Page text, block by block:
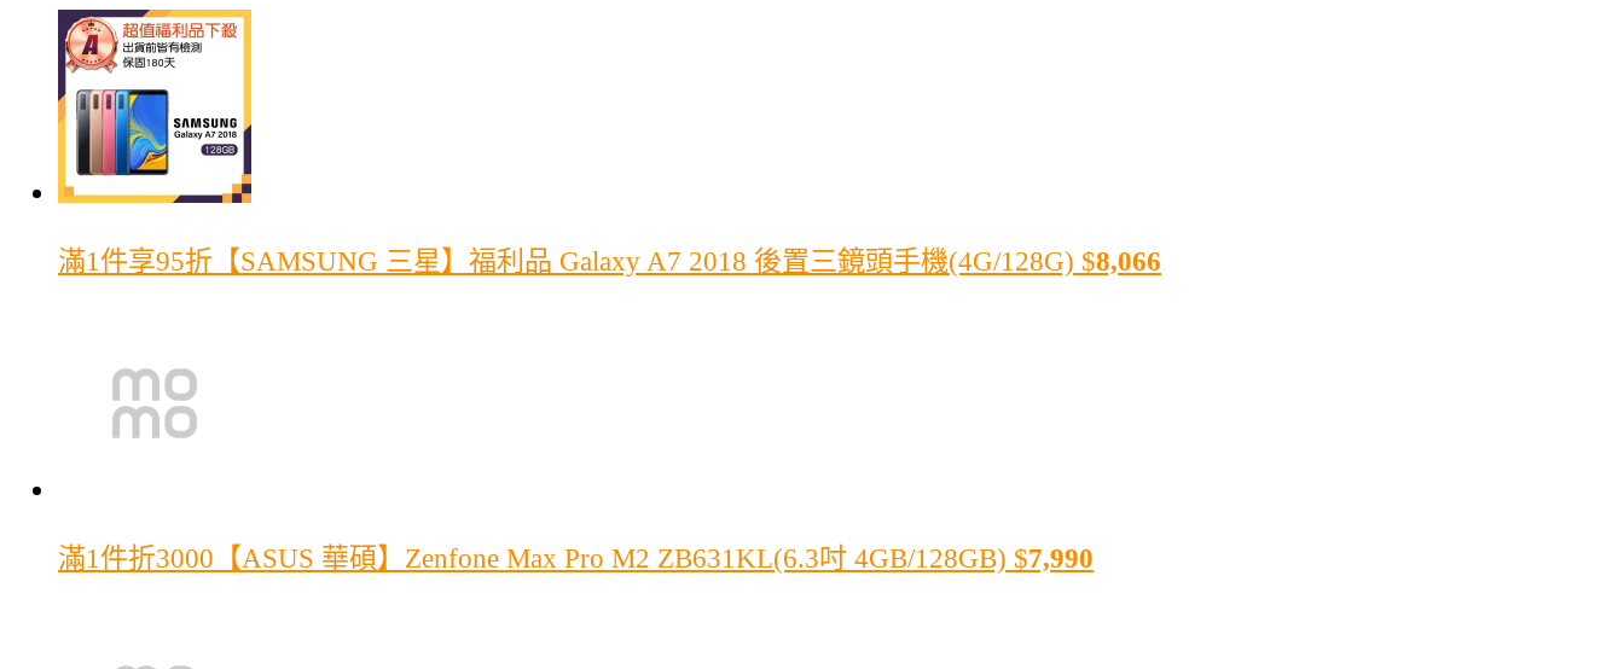
滿1件享95折 【SAMSUNG 三星】福利品 Galaxy A7 2018 後置三鏡頭手機(4G/128G) $8,066
滿1件折3000 【ASUS 華碩】Zenfone Max Pro M2 ZB631KL(6.3吋 4GB/128GB) $7,990